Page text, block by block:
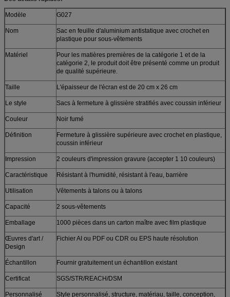
Modèle G027
Nom
Sac en feuille d'aluminium antistatique avec crochet en
plastique pour sous-vêtements
Matériel
Pour les matières premières de la catégorie 1 et de la
catégorie 2, le produit doit être présenté comme un produit
de qualité supérieure.
Taille L'épaisseur de l'écran est de 20 cm x 26 cm
Le style Sacs à fermeture à glissière stratifiés avec coussin inférieur
Couleur Noir fumé
Définition
Fermeture à glissière supérieure avec crochet en plastique,
coussin inférieur
Impression 2 couleurs d'impression gravure (accepter 1 10 couleurs)
Caractéristique Résistant à l'humidité, résistant à l'eau, barrière
Utilisation Vêtements à talons ou à talons
Capacité 2 sous-vêtements
Emballage 1000 pièces dans un carton maître avec film plastique
Œuvres d'art /
Design
Fichier AI ou PDF ou CDR ou EPS haute résolution
Échantillon Fournir gratuitement un échantillon existant
Certificat SGS/STR/REACH/DSM
Personnalisé
Style personnalisé, structure, matériau, taille, conception,